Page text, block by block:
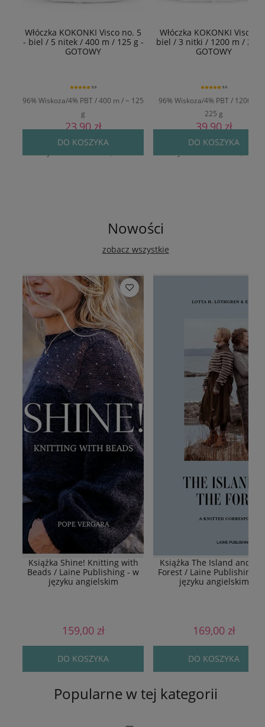
Włóczka KOKONKI Visco no. 5
- biel / 5 nitek / 400 m / 125 g -
GOTOWY
96% Wiskoza/4% PBT / 400 m / ~ 125
g
5.0
23,90 zł
Cena regularna:29,90 zł
DO KOSZYKA
Włóczka KOKONKI
biel / 3 nitki / 1200 m /
GOTOWY
96% Wiskoza/4% PBT / 1200 m /
225 g
5.0
39,90 zł
Cena regularna:49,90 zł
DO KOSZYKA
Nowości
zobacz wszystkie
Książka Shine! Knitting with
Beads / Laine Publishing - w
języku angielskim
159,00 zł
DO KOSZYKA
Książka The Island and
Forest / Laine Publishing -
języku angielskim
169,00 zł
DO KOSZYKA
Popularne w tej kategorii